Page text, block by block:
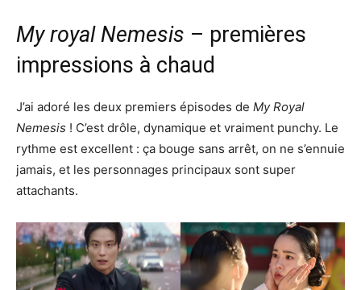
My royal Nemesis – premières
impressions à chaud
J’ai adoré les deux premiers épisodes de My Royal
Nemesis ! C’est drôle, dynamique et vraiment punchy. Le
rythme est excellent : ça bouge sans arrêt, on ne s’ennuie
jamais, et les personnages principaux sont super
attachants.